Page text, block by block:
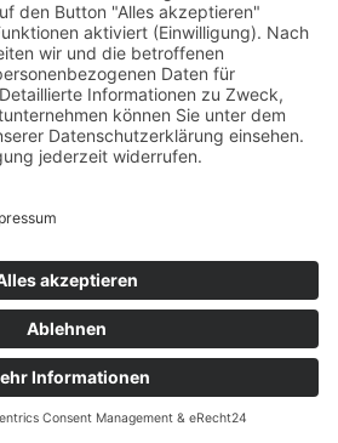
von SYNTURA - Emotion,
und Herausforderung
Datenschutz­
Zipline Area
widerrufen